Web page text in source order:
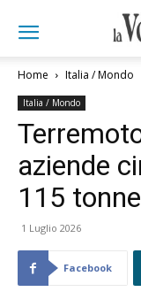
Home Italia / Mondo
Italia / Mondo
aziende
115
1 Luglio 2026
Facebook